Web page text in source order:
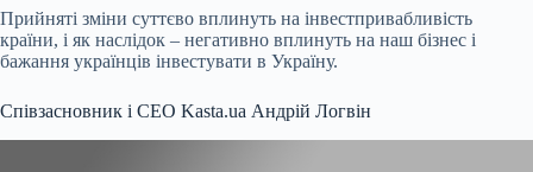
Прийняті зміни суттєво вплинуть на інвестпривабливість
країни, і як наслідок – негативно вплинуть на наш бізнес і
бажання українців інвестувати в Україну.
Співзасновник і CEO Kasta.ua Андрій Логвін